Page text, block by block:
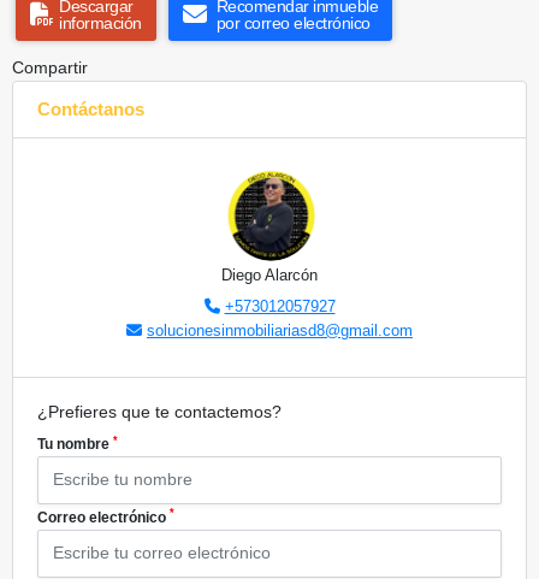
Descargar
información
Recomendar inmueble
por correo electrónico
Compartir
Contáctanos
Diego Alarcón
+573012057927
solucionesinmobiliariasd8@gmail.com
¿Prefieres que te contactemos?
Tu nombre *
Correo electrónico *